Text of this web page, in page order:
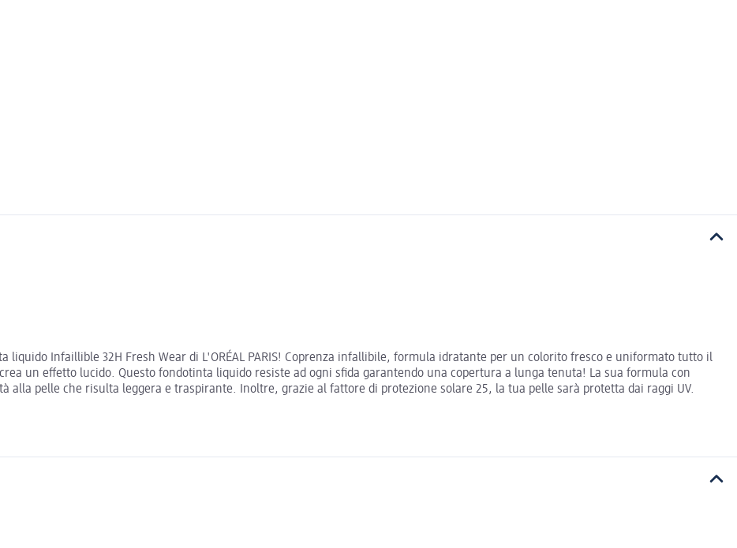
Infaillible 32H Fresh Wear di L'ORÉAL PARIS! Coprenza infallibile, formula idratante per un colorito fresco e uniformato tutto il
un effetto lucido. Questo fondotinta liquido resiste ad ogni sfida garantendo una copertura a lunga tenuta! La sua formula con
alla pelle che risulta leggera e traspirante. Inoltre, grazie al fattore di protezione solare 25, la tua pelle sarà protetta dai raggi UV.